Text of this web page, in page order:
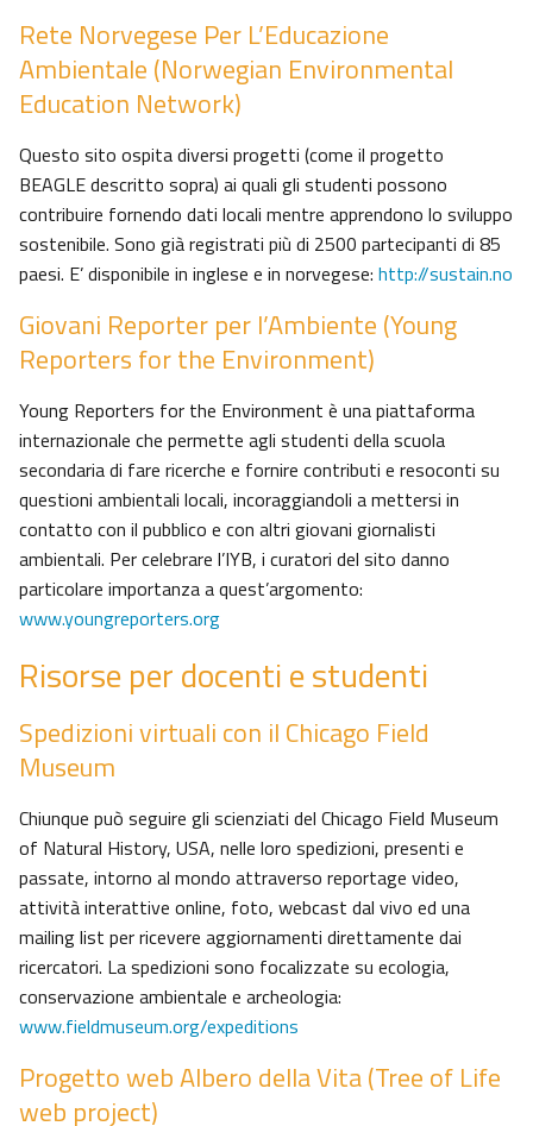
Rete Norvegese Per L’Educazione
Ambientale (Norwegian Environmental
Education Network)
Questo sito ospita diversi progetti (come il progetto
BEAGLE descritto sopra) ai quali gli studenti possono
contribuire fornendo dati locali mentre apprendono lo sviluppo
sostenibile. Sono già registrati più di 2500 partecipanti di 85
paesi. E’ disponibile in inglese e in norvegese: http://sustain.no
Giovani Reporter per l’Ambiente (Young
Reporters for the Environment)
Young Reporters for the Environment è una piattaforma
internazionale che permette agli studenti della scuola
secondaria di fare ricerche e fornire contributi e resoconti su
questioni ambientali locali, incoraggiandoli a mettersi in
contatto con il pubblico e con altri giovani giornalisti
ambientali. Per celebrare l’IYB, i curatori del sito danno
particolare importanza a quest’argomento:
www.youngreporters.org
Risorse per docenti e studenti
Spedizioni virtuali con il Chicago Field
Museum
Chiunque può seguire gli scienziati del Chicago Field Museum
of Natural History, USA, nelle loro spedizioni, presenti e
passate, intorno al mondo attraverso reportage video,
attività interattive online, foto, webcast dal vivo ed una
mailing list per ricevere aggiornamenti direttamente dai
ricercatori. La spedizioni sono focalizzate su ecologia,
conservazione ambientale e archeologia:
www.fieldmuseum.org/expeditions
Progetto web Albero della Vita (Tree of Life
web project)